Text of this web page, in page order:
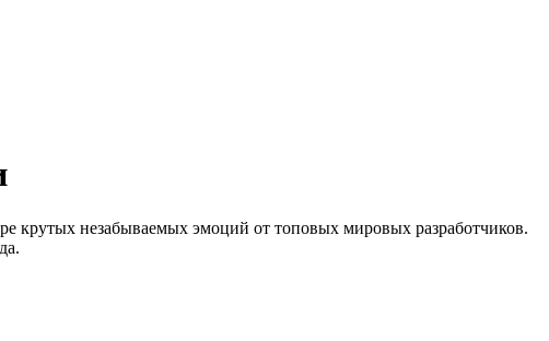
крутых незабываемых эмоций от топовых мировых разработчиков.